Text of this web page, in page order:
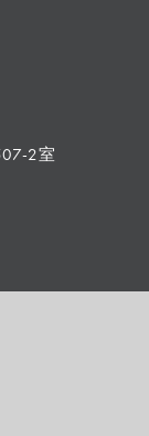
2室